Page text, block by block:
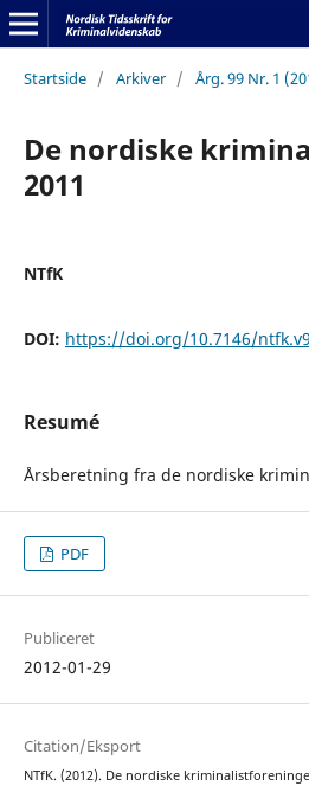
Startside / Arkiver / Årg. 99 Nr. 1
De nordiske
2011
NTfK
DOI: https://doi.org/10.7146/
Resumé
Årsberetning fra de nordiske
PDF
Publiceret
2012-01-29
Citation/Eksport
NTfK. (2012). De nordiske